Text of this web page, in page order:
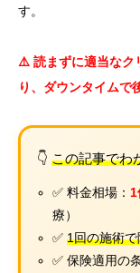
す。
⚠️ 読まずに適当なク
り、ダウンタイムで
👇 この記事でわ
✅ 料金相場： 1
療）
✅ 1回の施術
✅ 保険適用の